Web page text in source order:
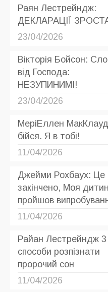
Раян Лестрейндж:
ДЕКЛАРАЦІЇ
23/04/2026
Вікторія Бойсон:
від Господа:
НЕЗУПИНИМІ!
23/04/2026
МеріЕллен
бійся. Я в тобі!
11/04/2026
Джейми Рохбаух: Це
закінчено, Моя
пройшов
11/04/2026
Райан Лестрейндж 3
способи розпізнати
пророчий сон
11/04/2026